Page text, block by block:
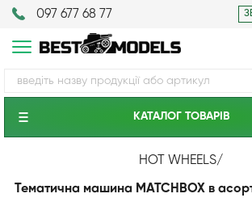
097 677 68 77
КАТАЛОГ ТОВАРIВ
HOT WHEELS/
Тематична машина MATCHBOX в